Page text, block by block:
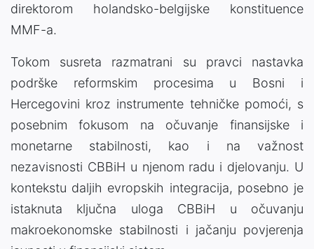
direktorom holandsko-belgijske konstituence
MMF-a.
Tokom susreta razmatrani su pravci nastavka
podrške reformskim procesima u Bosni i
Hercegovini kroz instrumente tehničke pomoći, s
posebnim fokusom na očuvanje finansijske i
monetarne stabilnosti, kao i na važnost
nezavisnosti CBBiH u njenom radu i djelovanju. U
kontekstu daljih evropskih integracija, posebno je
istaknuta ključna uloga CBBiH u očuvanju
makroekonomske stabilnosti i jačanju povjerenja